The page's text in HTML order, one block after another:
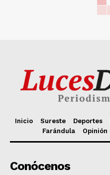
Inicio Sureste Deportes
Farándula
Opinión
Conócenos